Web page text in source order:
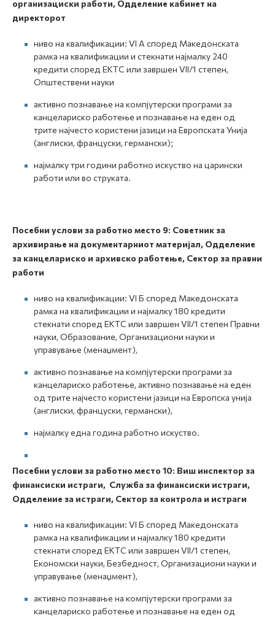
организациски работи, Одделение кабинет на
директорот
ниво на квалификации: VI А според Македонската
рамка на квалификации и стекнати најмалку 240
кредити според ЕКТС или завршен VII/1 степен,
Општествени науки
активно познавање на компјутерски програми за
канцелариско работење и познавање на еден од
трите најчесто користени јазици на Европската Унија
(англиски, француски, германски);
најмалку три години работно искуство на царински
работи или во струката.
Посебни услови за работно место 9: Советник за
архивирање на документарниот материјал, Одделение
за канцелариско и архивско работење, Сектор за правни
работи
ниво на квалификации: VI Б според Македонската
рамка на квалификации и најмалку 180 кредити
стекнати според ЕКТС или завршен VII/1 степен Правни
науки, Образование, Организациони науки и
управување (менаџмент),
активно познавање на компјутерски програми за
канцелариско работење, активно познавање на еден
од трите најчесто користени јазици на Европска унија
(англиски, француски, германски),
најмалку една година работно искуство.
Посебни услови за работно место 10: Виш инспектор за
финансиски истраги, Служба за финансиски истраги,
Одделение за истраги, Сектор за контрола и истраги
ниво на квалификации: VI Б според Македонската
рамка на квалификации и најмалку 180 кредити
стекнати според ЕКТС или завршен VII/1 степен,
Економски науки, Безбедност, Организациони науки и
управување (менаџмент),
активно познавање на компјутерски програми за
канцелариско работење и познавање на еден од